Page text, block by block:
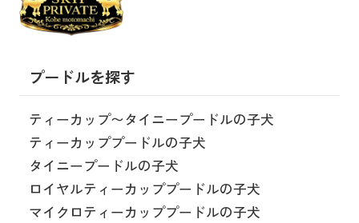
プードルを探す
ティーカップ〜タイニープードルの子犬
ティーカッププードルの子犬
タイニープードルの子犬
ロイヤルティーカッププードルの子犬
マイクロティーカッププードルの子犬